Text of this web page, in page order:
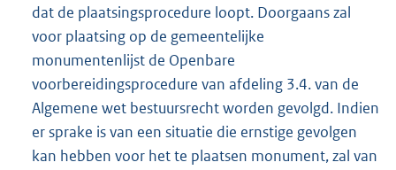
dat de plaatsingsprocedure loopt. Doorgaans zal
voor plaatsing op de gemeentelijke
monumentenlijst de Openbare
voorbereidingsprocedure van afdeling 3.4. van de
Algemene wet bestuursrecht worden gevolgd. Indien
er sprake is van een situatie die ernstige gevolgen
kan hebben voor het te plaatsen monument, zal van